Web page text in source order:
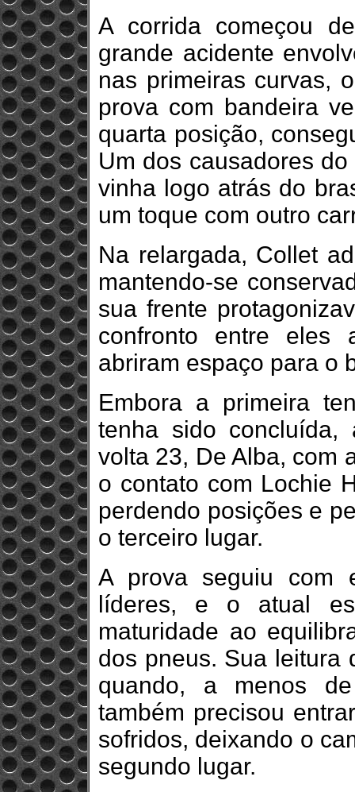
A corrida começou
grande acidente
nas primeiras curvas,
prova com bandeira
quarta posição,
Um dos causadores
vinha logo atrás do
um toque com outro
Na relargada, Collet
mantendo-se
sua frente
confronto entre eles
abriram espaço para o
Embora a primeira
tenha sido
volta 23, De Alba, com
o contato com Lochie
perdendo posições e
o terceiro lugar.
A prova seguiu com
líderes, e o atual
maturidade ao
dos pneus. Sua leitura
quando, a menos
também precisou
sofridos, deixando o
segundo lugar.